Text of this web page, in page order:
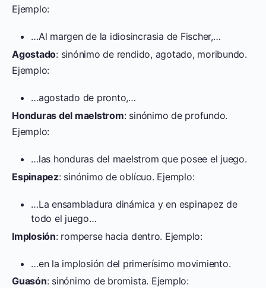
Ejemplo:
…Al margen de la idiosincrasia de Fischer,…
Agostado: sinónimo de rendido, agotado, moribundo.
Ejemplo:
…agostado de pronto,…
Honduras del maelstrom: sinónimo de profundo.
Ejemplo:
…las honduras del maelstrom que posee el juego.
Espinapez: sinónimo de oblícuo. Ejemplo:
…La ensambladura dinámica y en espinapez de
todo el juego…
Implosión: romperse hacia dentro. Ejemplo:
…en la implosión del primerísimo movimiento.
Guasón: sinónimo de bromista. Ejemplo: